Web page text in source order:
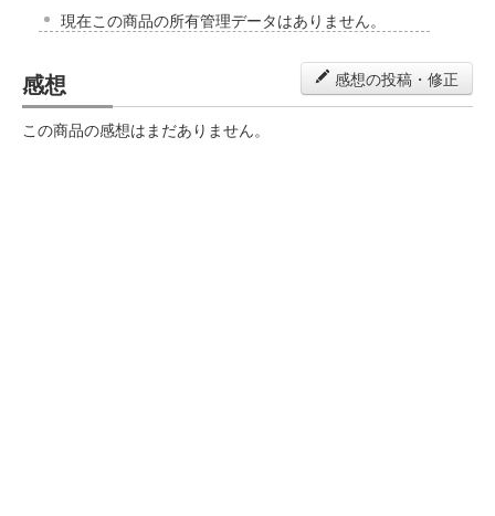
現在この商品の所有管理データはありません。
感想 感想の投稿・修正
この商品の感想はまだありません。